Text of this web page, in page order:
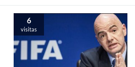
6
visitas